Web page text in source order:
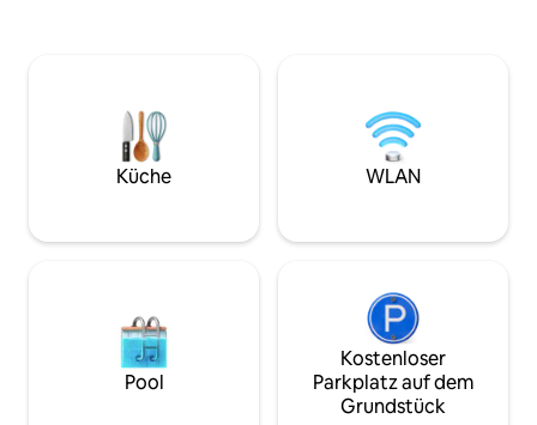
10-minütige Fahrt vom
Kongresszentrum und 20 Minuten vom
internationalen Flughafen entfernt.
Räume Typisch für spanische
Wohnräume einen Innenbalkon, perfekt
ausgestattete Küche mit Industrieherd
und Backofen, Mikrowelle, Kühlschrank,
Kaffeemaschine und Geschirr. Das
gemütliche Schlafzimmer verfügt über
Toilettenartikel
geschlossenen
Familien,
San Juan-
Küche WLAN
Pool
Kostenloser
Parkplatz auf dem
Grundstück